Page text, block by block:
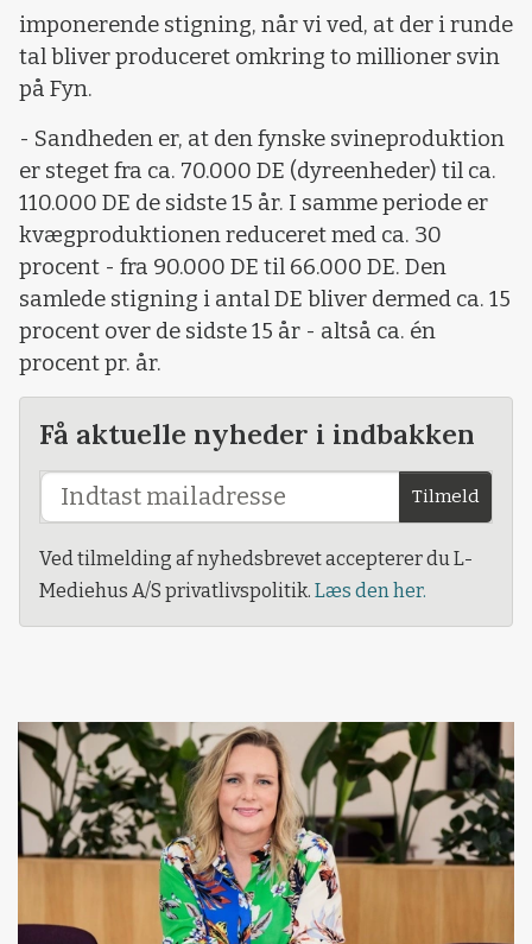
imponerende stigning, når vi ved, at der i runde
tal bliver produceret omkring to millioner svin
på Fyn.
- Sandheden er, at den fynske svineproduktion
er steget fra ca. 70.000 DE (dyreenheder) til ca.
110.000 DE de sidste 15 år. I samme periode er
kvægproduktionen reduceret med ca. 30
procent - fra 90.000 DE til 66.000 DE. Den
samlede stigning i antal DE bliver dermed ca. 15
procent over de sidste 15 år - altså ca. én
procent pr. år.
Få aktuelle nyheder i indbakken
Tilmeld
Ved tilmelding af nyhedsbrevet accepterer du L-
Mediehus A/S privatlivspolitik. Læs den her.